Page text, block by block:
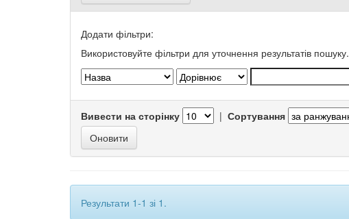
Додати фільтри:
Використовуйте фільтри для уточнення результатів пошуку.
Вивести на сторінку | Сортування
Результати 1-1 зі 1.